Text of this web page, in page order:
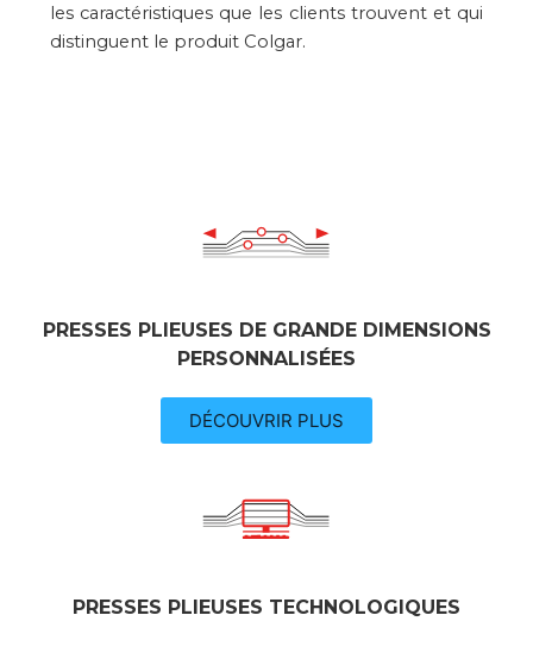
les caractéristiques que les clients trouvent et qui
distinguent le produit Colgar.
PRESSES PLIEUSES DE GRANDE DIMENSIONS
PERSONNALISÉES
DÉCOUVRIR PLUS
PRESSES PLIEUSES TECHNOLOGIQUES